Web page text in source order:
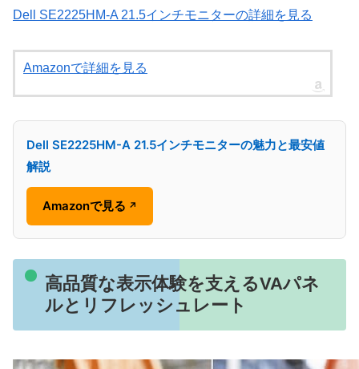
Dell SE2225HM-A 21.5インチモニターの詳細を見る
Amazonで詳細を見る
Dell SE2225HM-A 21.5インチモニターの魅力と最安値
解説
Amazonで見る ↗
高品質な表示体験を支えるVAパネ
ルとリフレッシュレート